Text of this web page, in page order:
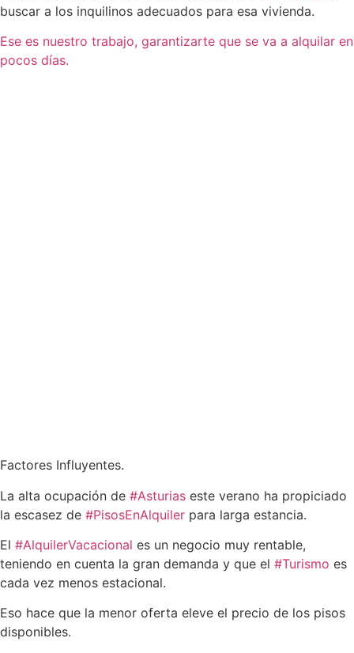
buscar a los inquilinos adecuados para esa vivienda.
Ese es nuestro trabajo, garantizarte que se va a alquilar en
pocos días.
Factores Influyentes.
La alta ocupación de #Asturias este verano ha propiciado
la escasez de #PisosEnAlquiler para larga estancia.
El #AlquilerVacacional es un negocio muy rentable,
teniendo en cuenta la gran demanda y que el #Turismo es
cada vez menos estacional.
Eso hace que la menor oferta eleve el precio de los pisos
disponibles.